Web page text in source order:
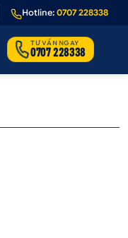
• Giảm 50.000₫ phí vận
Hotline: 0707 228338
TƯ VẤN NGAY
0707 228338